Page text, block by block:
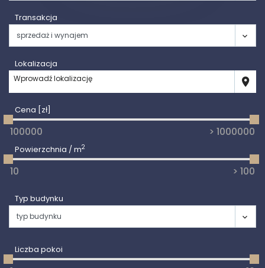
Transakcja
Lokalizacja
Wprowadź lokalizację
Cena [zł]
Powierzchnia / m2
Typ budynku
Liczba pokoi